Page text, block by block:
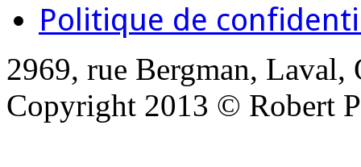
Politique de
2969, rue Bergman, Laval,
Copyright 2013 © Robert